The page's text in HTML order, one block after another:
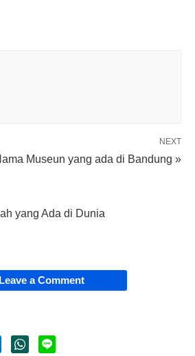
NEXT
Museun yang ada di Bandung »
yang Ada di Dunia
Leave a Comment